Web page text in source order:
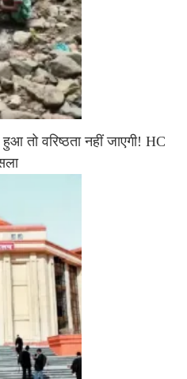
तो वरिष्ठता नहीं जाएगी! HC